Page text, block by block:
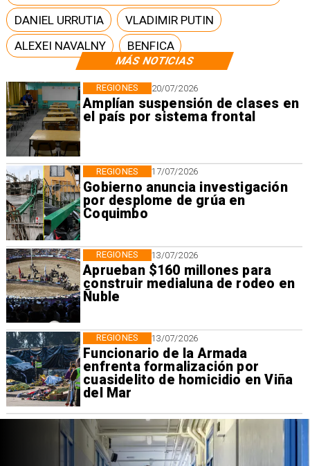
MÁS NOTICIAS
20/07/2026
Amplían suspensión de clases en
el país por sistema frontal
REGIONES
17/07/2026
Gobierno anuncia investigación
por desplome de grúa en
Coquimbo
REGIONES
13/07/2026
Aprueban $160 millones para
construir medialuna de rodeo en
Ñuble
REGIONES
13/07/2026
Funcionario de la Armada
enfrenta formalización por
cuasidelito de homicidio en Viña
del Mar
REGIONES
DANIEL URRUTIA
VLADIMIR PUTIN
ALEXEI NAVALNY
BENFICA